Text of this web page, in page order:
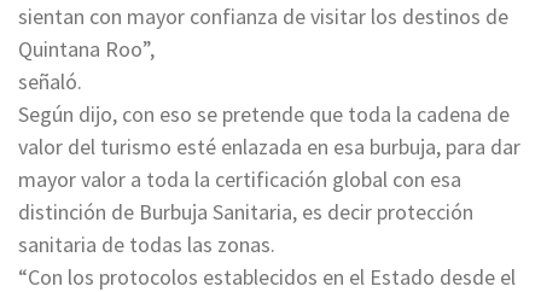
sientan con mayor confianza de visitar los destinos de
Quintana Roo”,
señaló.
Según dijo, con eso se pretende que toda la cadena de
valor del turismo esté enlazada en esa burbuja, para dar
mayor valor a toda la certificación global con esa
distinción de Burbuja Sanitaria, es decir protección
sanitaria de todas las zonas.
“Con los protocolos establecidos en el Estado desde el